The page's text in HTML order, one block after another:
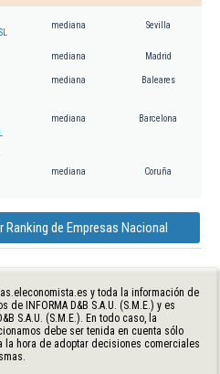
mediana Sevilla
mediana Madrid
mediana Baleares
mediana Barcelona
mediana Coruña
Ranking de Empresas Nacional
y toda la información de
INFORMA D&B S.A.U. (S.M.E.) y es
S.A.U. (S.M.E.). En todo caso, la
debe ser tenida en cuenta sólo
la hora de adoptar decisiones comerciales